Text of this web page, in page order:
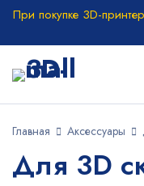
При покупке 3D-
Главная Аксессуары
Для 3D